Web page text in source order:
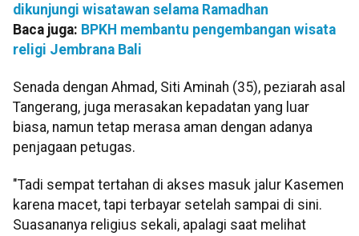
dikunjungi wisatawan selama Ramadhan
Baca juga: BPKH membantu pengembangan wisata
religi Jembrana Bali
Senada dengan Ahmad, Siti Aminah (35), peziarah asal
Tangerang, juga merasakan kepadatan yang luar
biasa, namun tetap merasa aman dengan adanya
penjagaan petugas.
"Tadi sempat tertahan di akses masuk jalur Kasemen
karena macet, tapi terbayar setelah sampai di sini.
Suasananya religius sekali, apalagi saat melihat